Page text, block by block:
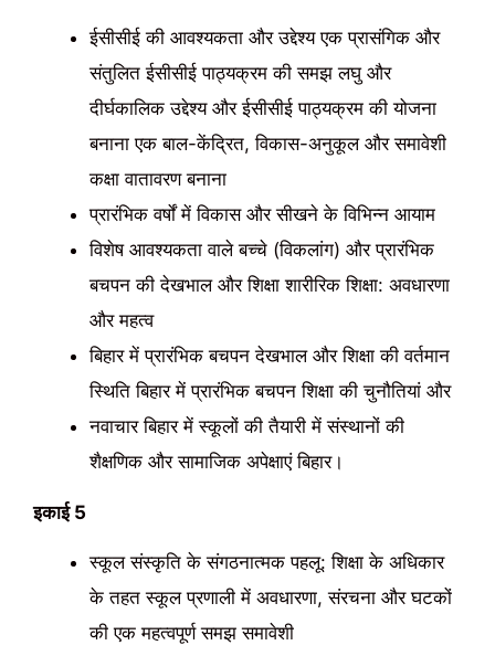
ईसीसीई की आवश्यकता और उद्देश्य एक प्रासंगिक और
संतुलित ईसीसीई पाठ्यक्रम की समझ लघु और
दीर्घकालिक उद्देश्य और ईसीसीई पाठ्यक्रम की योजना
बनाना एक बाल-केंद्रित, विकास-अनुकूल और समावेशी
कक्षा वातावरण बनाना
प्रारंभिक वर्षों में विकास और सीखने के विभिन्न आयाम
विशेष आवश्यकता वाले बच्चे (विकलांग) और प्रारंभिक
बचपन की देखभाल और शिक्षा शारीरिक शिक्षा: अवधारणा
और महत्व
बिहार में प्रारंभिक बचपन देखभाल और शिक्षा की वर्तमान
स्थिति बिहार में प्रारंभिक बचपन शिक्षा की चुनौतियां और
नवाचार बिहार में स्कूलों की तैयारी में संस्थानों की
शैक्षणिक और सामाजिक अपेक्षाएं बिहार।
इकाई 5
स्कूल संस्कृति के संगठनात्मक पहलू: शिक्षा के अधिकार
के तहत स्कूल प्रणाली में अवधारणा, संरचना और घटकों
की एक महत्वपूर्ण समझ समावेशी